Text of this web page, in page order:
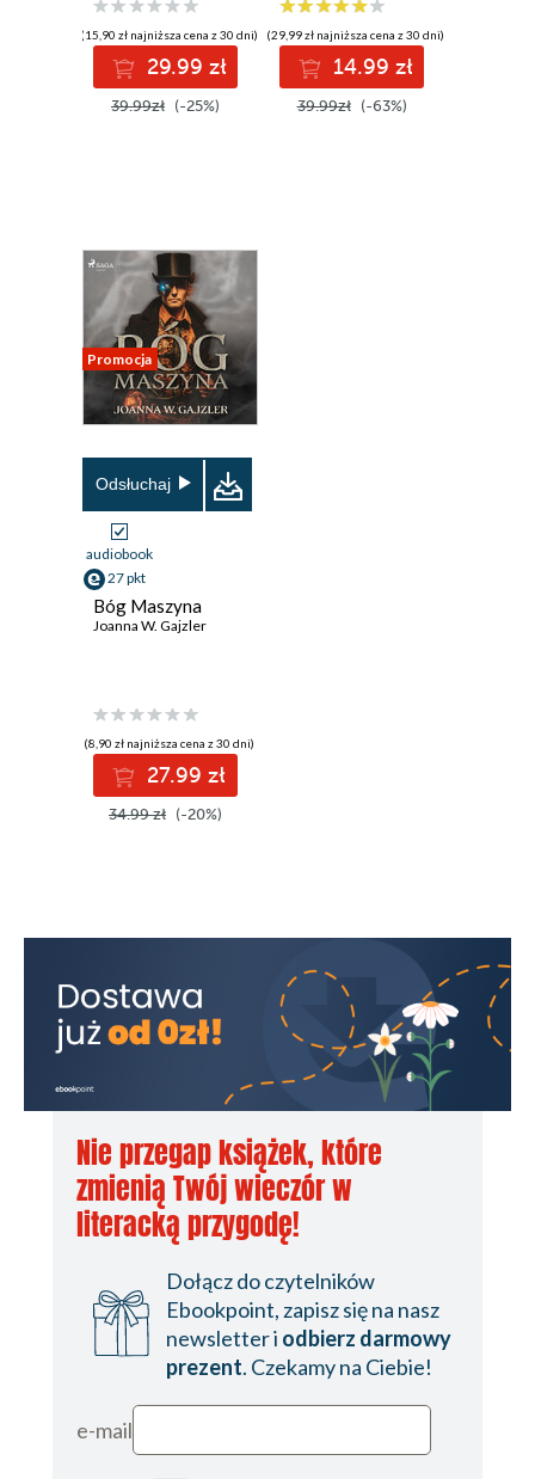
(15,90 zł najniższa cena z 30 dni)
29.99 zł
39.99zł (-25%)
(29,99 zł najniższa cena z 30 dni)
14.99 zł
39.99zł (-63%)
Promocja
Odsłuchaj
audiobook
27 pkt
Bóg Maszyna
Joanna W. Gajzler
(8,90 zł najniższa cena z 30 dni)
27.99 zł
34.99 zł (-20%)
Nie przegap książek, które
zmienią Twój wieczór w
literacką przygodę!
Dołącz do czytelników
Ebookpoint, zapisz się na nasz
newsletter i odbierz darmowy
prezent. Czekamy na Ciebie!
e-mail